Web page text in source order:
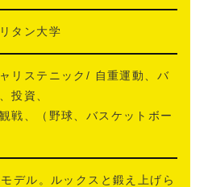
タン大学
リステニック/ 自重運動、バ
投資、
戦、（野球、バスケットボー
デル。ルックスと鍛え上げら